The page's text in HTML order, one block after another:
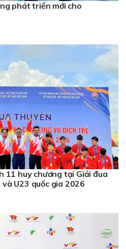
phát triển mới cho
11 huy chương tại Giải đua
U23 quốc gia 2026